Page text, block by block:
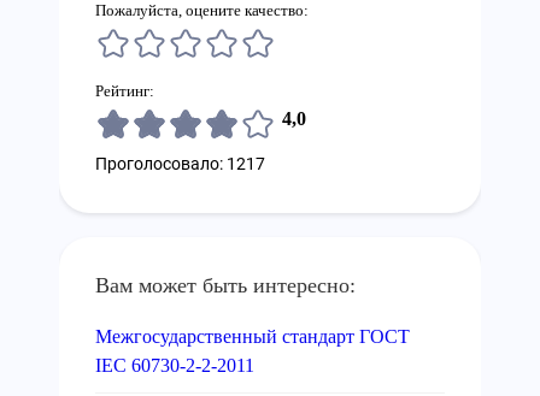
Пожалуйста, оцените качество:
Рейтинг:
4,0
Проголосовало: 1217
Вам может быть интересно:
Межгосударственный стандарт ГОСТ
IEC 60730-2-2-2011